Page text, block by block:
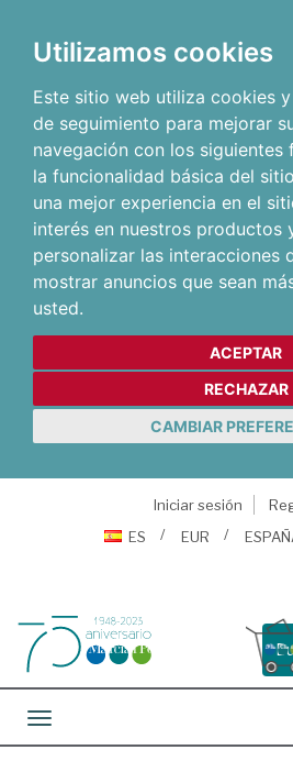
Utilizamos cookies
Este sitio web utiliza cookies
de seguimiento para mejorar
navegación con los siguientes
la funcionalidad básica del
una mejor experiencia en el
interés en nuestros productos
personalizar las interacciones
mostrar anuncios que sean
usted.
ACEPTAR
RECHAZAR
CAMBIAR
Iniciar sesión
ES
EUR
Toggle navigation